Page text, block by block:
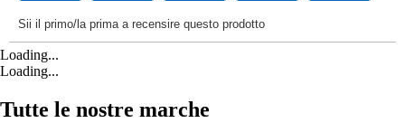
Loading...
Loading...
Tutte le nostre marche